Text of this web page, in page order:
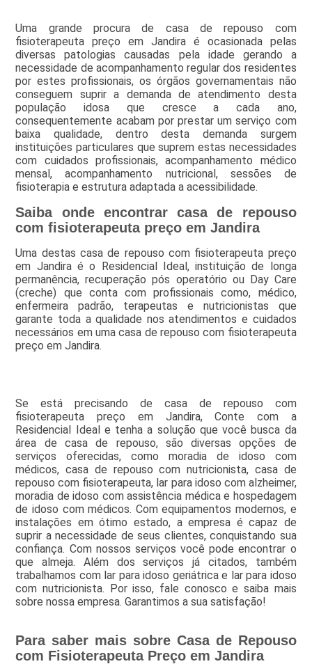
Uma grande procura de casa de repouso com
fisioterapeuta preço em Jandira é ocasionada pelas
diversas patologias causadas pela idade gerando a
necessidade de acompanhamento regular dos residentes
por estes profissionais, os órgãos governamentais não
conseguem suprir a demanda de atendimento desta
população idosa que cresce a cada ano,
consequentemente acabam por prestar um serviço com
baixa qualidade, dentro desta demanda surgem
instituições particulares que suprem estas necessidades
com cuidados profissionais, acompanhamento médico
mensal, acompanhamento nutricional, sessões de
fisioterapia e estrutura adaptada a acessibilidade.
Saiba onde encontrar casa de repouso
com fisioterapeuta preço em Jandira
Uma destas casa de repouso com fisioterapeuta preço
em Jandira é o Residencial Ideal, instituição de longa
permanência, recuperação pós operatório ou Day Care
(creche) que conta com profissionais como, médico,
enfermeira padrão, terapeutas e nutricionistas que
garante toda a qualidade nos atendimentos e cuidados
necessários em uma casa de repouso com fisioterapeuta
preço em Jandira.
Se está precisando de casa de repouso com
fisioterapeuta preço em Jandira, Conte com a
Residencial Ideal e tenha a solução que você busca da
área de casa de repouso, são diversas opções de
serviços oferecidas, como moradia de idoso com
médicos, casa de repouso com nutricionista, casa de
repouso com fisioterapeuta, lar para idoso com alzheimer,
moradia de idoso com assistência médica e hospedagem
de idoso com médicos. Com equipamentos modernos, e
instalações em ótimo estado, a empresa é capaz de
suprir a necessidade de seus clientes, conquistando sua
confiança. Com nossos serviços você pode encontrar o
que almeja. Além dos serviços já citados, também
trabalhamos com lar para idoso geriátrica e lar para idoso
com nutricionista. Por isso, fale conosco e saiba mais
sobre nossa empresa. Garantimos a sua satisfação!
Para saber mais sobre Casa de Repouso
com Fisioterapeuta Preço em Jandira